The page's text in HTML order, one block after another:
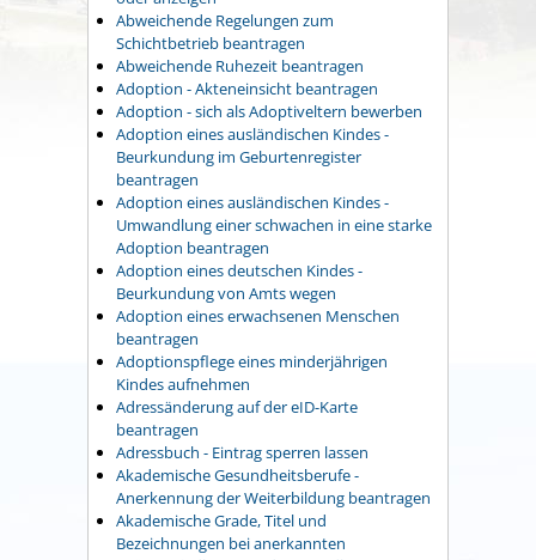
Abweichende Regelungen zum
Schichtbetrieb beantragen
Abweichende Ruhezeit beantragen
Adoption - Akteneinsicht beantragen
Adoption - sich als Adoptiveltern bewerben
Adoption eines ausländischen Kindes -
Beurkundung im Geburtenregister
beantragen
Adoption eines ausländischen Kindes -
Umwandlung einer schwachen in eine starke
Adoption beantragen
Adoption eines deutschen Kindes -
Beurkundung von Amts wegen
Adoption eines erwachsenen Menschen
beantragen
Adoptionspflege eines minderjährigen
Kindes aufnehmen
Adressänderung auf der eID-Karte
beantragen
Adressbuch - Eintrag sperren lassen
Akademische Gesundheitsberufe -
Anerkennung der Weiterbildung beantragen
Akademische Grade, Titel und
Bezeichnungen bei anerkannten